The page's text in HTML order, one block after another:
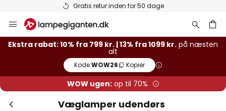
Lagervarer sendes hurtigt
to
Content
Ekstra rabat: 10% fra 799 kr. | 13% fra 1099 kr. på næsten
alt
Kode:WOW26 Kopier
WOW ugen:op til 70%
Væglamper udendørs
Luk
Ekstra rabat
13% rabatfra 1099 kr.
10% rabatfra 799 kr.